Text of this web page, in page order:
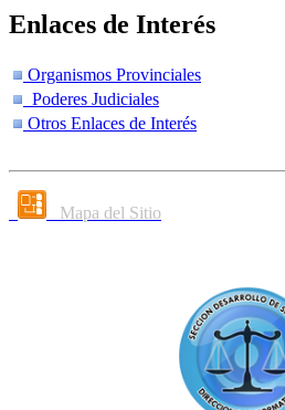
Enlaces de Interés
Organismos Provinciales
Poderes Judiciales
Otros Enlaces de Interés
Mapa del Sitio